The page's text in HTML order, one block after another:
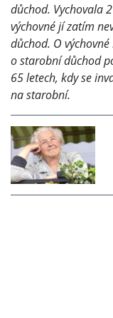
důchod. Vychovala
výchovné jí zatím
důchod. O
o starobní důchod
65 letech, kdy se
na starobní.